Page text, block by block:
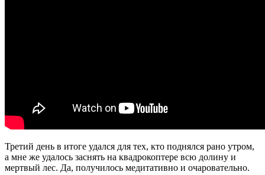
Третий день в итоге удался для тех, кто поднялся рано утром,
а мне же удалось заснять на квадрокоптере всю долину и
мертвый лес. Да, получилось медитативно и очаровательно.